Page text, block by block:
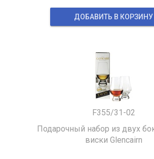
ДОБАВИТЬ В КОРЗИНУ
F355/31-02
Подарочный набор из двух
виски Glencairn